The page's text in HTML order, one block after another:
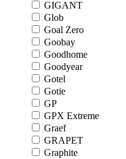
GIGANT
Glob
Goal Zero
Goobay
Goodhome
Goodyear
Gotel
Gotie
GP
GPX Extreme
Graef
GRAPET
Graphite